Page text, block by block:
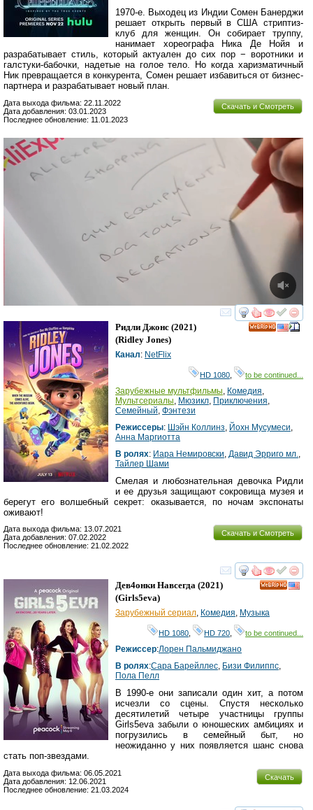
1970-е. Выходец из Индии Сомен Банерджи
решает открыть первый в США стриптиз-
клуб для женщин. Он собирает труппу,
нанимает хореографа Ника Де Нойя и
разрабатывает стиль, который актуален до сих пор − воротники и
галстуки-бабочки, надетые на голое тело. Но когда харизматичный
Ник превращается в конкурента, Сомен решает избавиться от бизнес-
партнера и разрабатывает новый план.
Скачать и Смотреть
Дата выхода фильма: 22.11.2022
Дата добавления: 03.01.2023
Последнее обновление: 11.01.2023
смотреть
Ридли Джонс (2021)
(Ridley Jones)
Канал: NetFlix
HD 1080 to be continued...
Зарубежные мультфильмы Комедия
Мультсериалы Мюзикл Приключения
Семейный Фэнтези
Режиссеры: Шэйн Коллинз Йохн Мусумеcи
Анна Маргиотта
В ролях: Иара Немировски Давид Эрриго мл.
Тайлер Шами
Смелая и любознательная девочка Ридли
и ее друзья защищают сокровища музея и
берегут его волшебный секрет: оказывается, по ночам экспонаты
оживают!
Скачать и Смотреть
Дата выхода фильма: 13.07.2021
Дата добавления: 07.02.2022
Последнее обновление: 21.02.2022
смотреть
Дев4онки Навсегда (2021)
(Girls5eva)
Зарубежный сериал, Комедия, Музыка
HD 1080, HD 720, to be continued...
Режиссер:Лорен Пальмиджано
В ролях:Сара Барейллес, Бизи Филиппс,
Пола Пелл
В 1990-е они записали один хит, а потом
исчезли со сцены. Спустя несколько
десятилетий четыре участницы группы
Girls5eva забыли о юношеских амбициях и
погрузились в семейный быт, но
неожиданно у них появляется шанс снова
стать поп-звездами.
Скачать
Дата выхода фильма: 06.05.2021
Дата добавления: 12.06.2021
Последнее обновление: 21.03.2024